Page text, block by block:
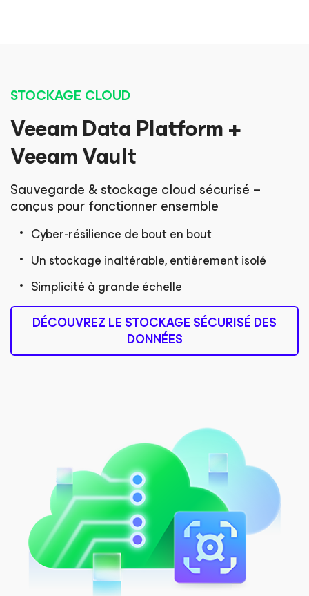
STOCKAGE CLOUD
Veeam Data Platform +
Veeam Vault
Sauvegarde & stockage cloud sécurisé –
conçus pour fonctionner ensemble
Cyber-résilience de bout en bout
Un stockage inaltérable, entièrement isolé
Simplicité à grande échelle
DÉCOUVREZ LE STOCKAGE SÉCURISÉ DES
DONNÉES